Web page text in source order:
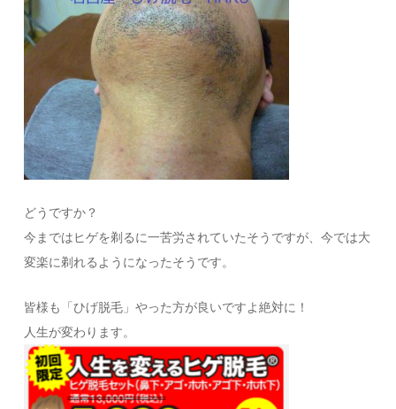
どうですか？
今まではヒゲを剃るに一苦労されていたそうですが、今では大
変楽に剃れるようになったそうです。
皆様も「ひげ脱毛」やった方が良いですよ絶対に！
人生が変わります。